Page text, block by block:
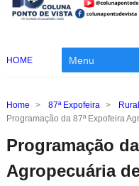
HOME
Home > 87ª Expofeira > Rural
Programação da 87ª Expofeira
Programação
Agropecuária